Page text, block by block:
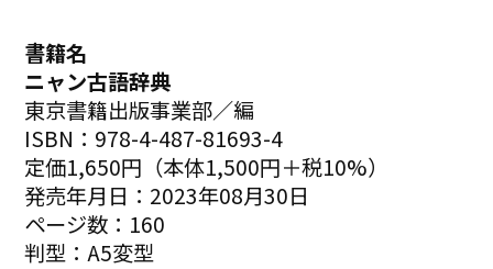
書籍名
ニャン古語辞典
東京書籍出版事業部／編
ISBN：978-4-487-81693-4
定価1,650円（本体1,500円＋税10%）
発売年月日：2023年08月30日
ページ数：160
判型：A5変型